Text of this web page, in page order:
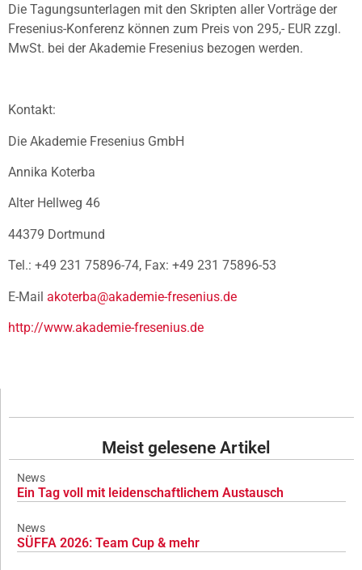
Die Tagungsunterlagen mit den Skripten aller Vorträge der
Fresenius-Konferenz können zum Preis von 295,- EUR zzgl.
MwSt. bei der Akademie Fresenius bezogen werden.
Kontakt:
Die Akademie Fresenius GmbH
Annika Koterba
Alter Hellweg 46
44379 Dortmund
Tel.: +49 231 75896-74, Fax: +49 231 75896-53
E-Mail akoterba@akademie-fresenius.de
http://www.akademie-fresenius.de
Meist gelesene Artikel
News
Ein Tag voll mit leidenschaftlichem Austausch
News
SÜFFA 2026: Team Cup & mehr